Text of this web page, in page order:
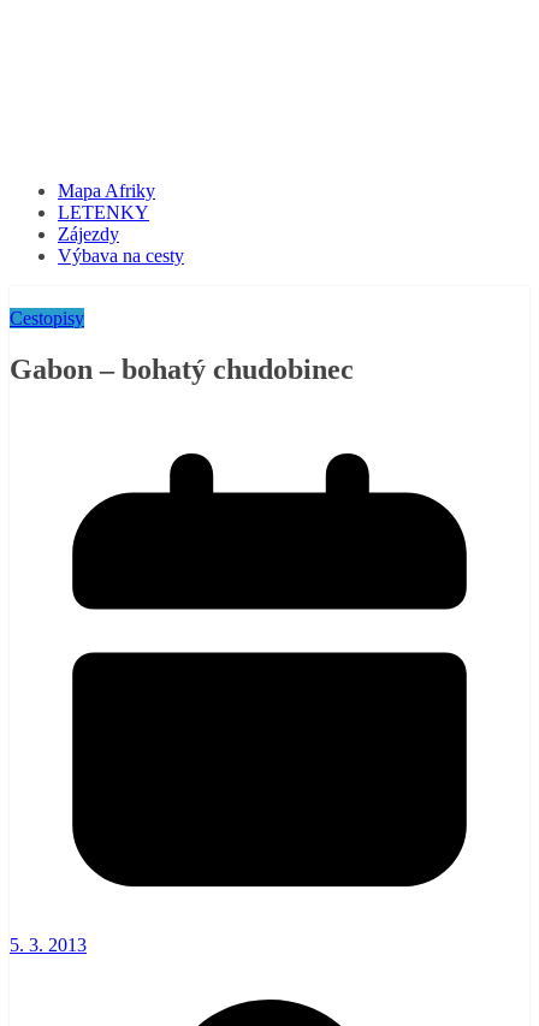
Mapa Afriky
LETENKY
Zájezdy
Výbava na cesty
Cestopisy
Gabon – bohatý chudobinec
5. 3. 2013